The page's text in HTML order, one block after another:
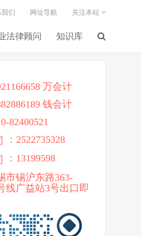
法律顾问 知识库
们 网址导航 关注本站
万会计
钱会计
82400521
：2522735328
：13199598
市锡沪东路363-
线广益站3号出口即